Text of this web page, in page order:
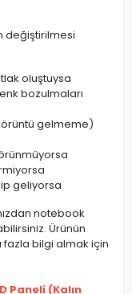
değiştirilmesi
oluştuysa
bozulmaları
gelmeme)
geliyorsa
notebook
Ürünün
fazla bilgi almak için
Paneli (Kalın